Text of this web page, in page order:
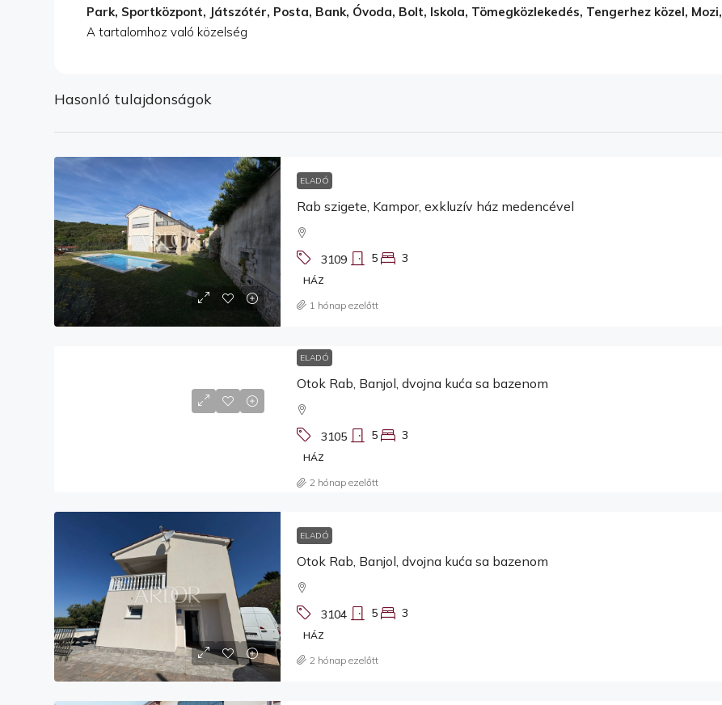
Park, Sportközpont, Játszótér, Posta, Bank, Óvoda, Bolt, Iskola, Tömegközlekedés, Tengerhez közel, Mozi,
A tartalomhoz való közelség
Hasonló tulajdonságok
ELADÓ
Rab szigete, Kampor, exkluzív ház medencével
3109 5 3
HÁZ
1 hónap ezelőtt
ELADÓ
Otok Rab, Banjol, dvojna kuća sa bazenom
3105 5 3
HÁZ
2 hónap ezelőtt
ELADÓ
Otok Rab, Banjol, dvojna kuća sa bazenom
3104 5 3
HÁZ
2 hónap ezelőtt